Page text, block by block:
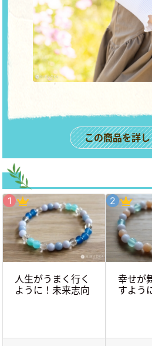
この商品を詳
人生がうまく行く
ように！未来志向
幸せが
すよう